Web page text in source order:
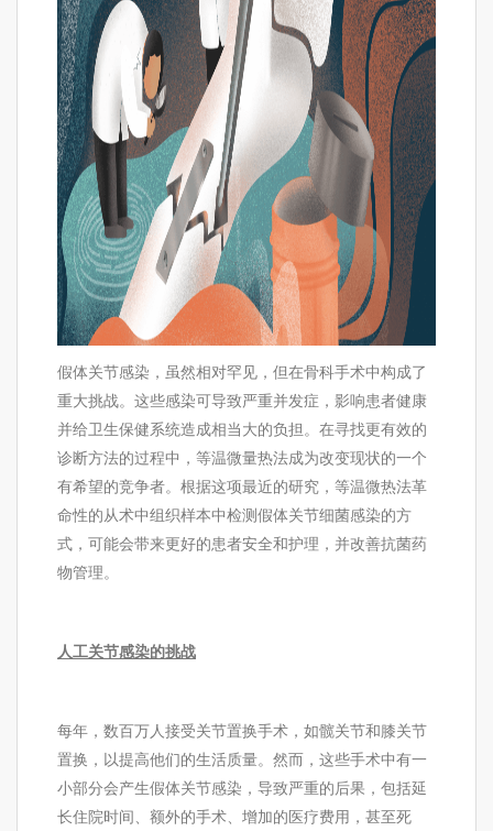
假体关节感染，虽然相对罕见，但在骨科手术中构成了
重大挑战。这些感染可导致严重并发症，影响患者健康
并给卫生保健系统造成相当大的负担。在寻找更有效的
诊断方法的过程中，等温微量热法成为改变现状的一个
有希望的竞争者。根据这项最近的研究，等温微热法革
命性的从术中组织样本中检测假体关节细菌感染的方
式，可能会带来更好的患者安全和护理，并改善抗菌药
物管理。
人工关节感染的挑战
每年，数百万人接受关节置换手术，如髋关节和膝关节
置换，以提高他们的生活质量。然而，这些手术中有一
小部分会产生假体关节感染，导致严重的后果，包括延
长住院时间、额外的手术、增加的医疗费用，甚至死